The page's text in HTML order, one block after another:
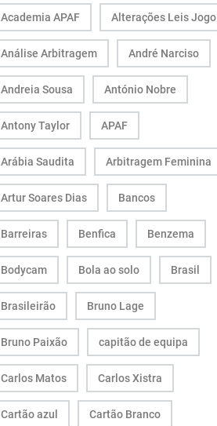
Academia APAF Alterações Leis Jogo
Análise Arbitragem André Narciso
Andreia Sousa António Nobre
Antony Taylor APAF
Arábia Saudita Arbitragem Feminina
Artur Soares Dias Bancos
Barreiras Benfica Benzema
Bodycam Bola ao solo Brasil
Brasileirão Bruno Lage
Bruno Paixão capitão de equipa
Carlos Matos Carlos Xistra
Cartão azul Cartão Branco